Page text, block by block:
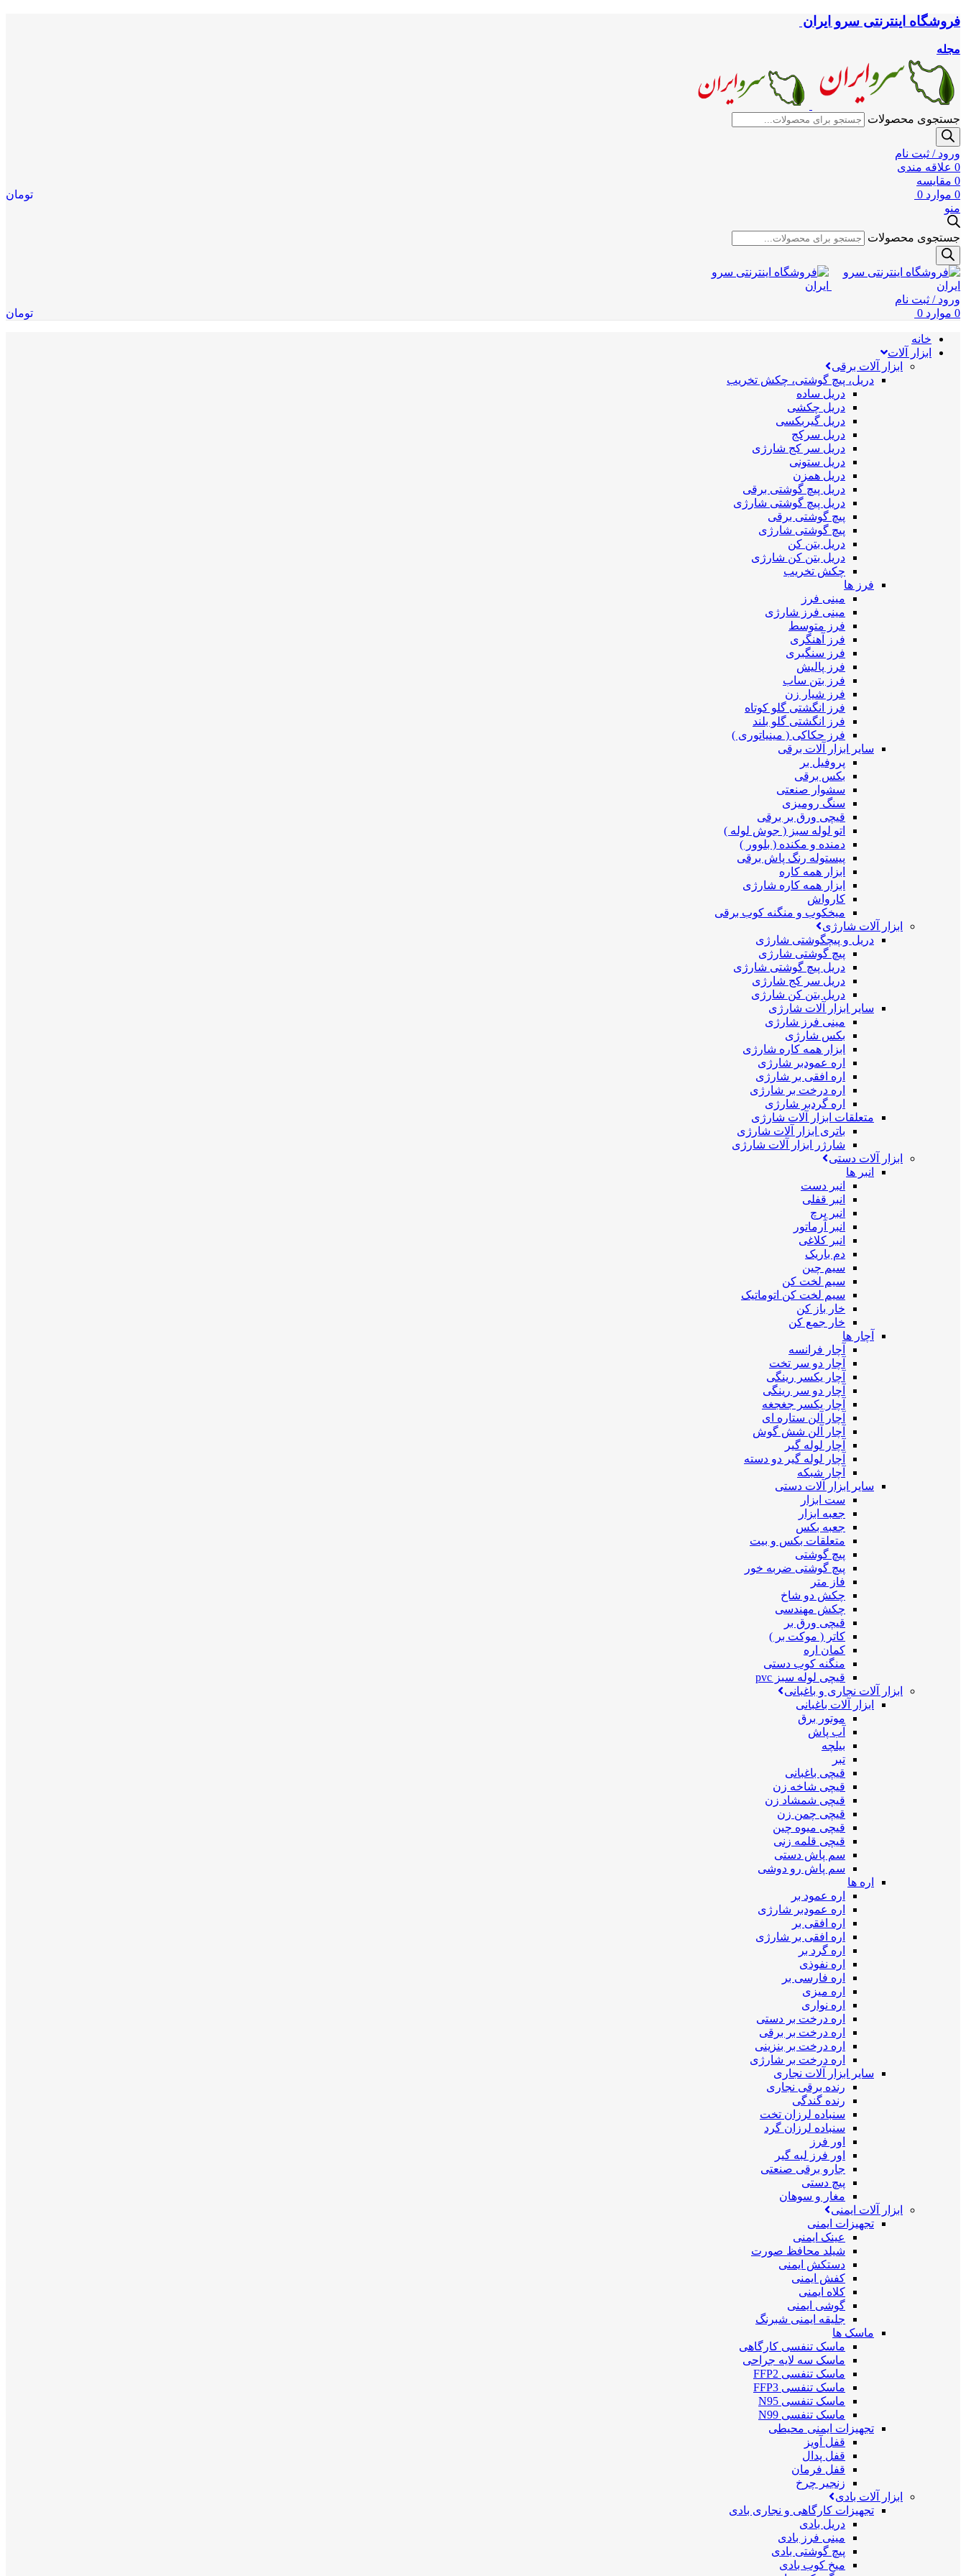
فروشگاه اینترنتی سرو ایران
مجله
جستجوی محصولات
ورود / ثبت نام
0 علاقه مندی
0 مقایسه
0 موارد 0
تومان
منو
جستجوی محصولات
ورود / ثبت نام
0 موارد 0 تومان
خانه
ابزار آلات
ابزار آلات برقی
دریل، پیچ گوشتی، چکش تخریب
دریل ساده
دریل چکشی
دریل گیربکسی
دریل سرکج
دریل سر کج شارژی
دریل ستونی
دریل همزن
دریل پیچ گوشتی برقی
دریل پیچ گوشتی شارژی
پیچ گوشتی برقی
پیچ گوشتی شارژی
دریل بتن کن
دریل بتن کن شارژی
چکش تخریب
فرز ها
مینی فرز
مینی فرز شارژی
فرز متوسط
فرز آهنگری
فرز سنگبری
فرز پالیش
فرز بتن ساب
فرز شیار زن
فرز انگشتی گلو کوتاه
فرز انگشتی گلو بلند
فرز حکاکی ( مینیاتوری )
سایر ابزار آلات برقی
پروفیل بر
بکس برقی
سشوار صنعتی
سنگ رومیزی
قیچی ورق بر برقی
اتو لوله سبز ( جوش لوله )
دمنده و مکنده ( بلوور )
پیستوله رنگ پاش برقی
ابزار همه کاره
ابزار همه کاره شارژی
کارواش
میخکوب و منگنه کوب برقی
ابزار آلات شارژی
دریل و پیچگوشتی شارژی
پیچ گوشتی شارژی
دریل پیچ گوشتی شارژی
دریل سر کج شارژی
دریل بتن کن شارژی
سایر ابزار آلات شارژی
مینی فرز شارژی
بکس شارژی
ابزار همه کاره شارژی
اره عمودبر شارژی
اره افقی بر شارژی
اره درخت بر شارژی
اره گردبر شارژی
متعلقات ابزار آلات شارژی
باتری ابزار آلات شارژی
شارژر ابزار آلات شارژی
ابزار آلات دستی
انبر ها
انبر دست
انبر قفلی
انبر پرچ
انبر آرماتور
انبر کلاغی
دم باریک
سیم چین
سیم لخت کن
سیم لخت کن اتوماتیک
خار باز کن
خار جمع کن
آچار ها
آچار فرانسه
آچار دو سر تخت
آچار یکسر رینگی
آچار دو سر رینگی
آچار یکسر جغجغه
آچار آلن ستاره ای
آچار آلن شش گوش
آچار لوله گیر
آچار لوله گیر دو دسته
آچار شبکه
سایر ابزار آلات دستی
ست ابزار
جعبه ابزار
جعبه بکس
متعلقات بکس و بیت
پیچ گوشتی
پیچ گوشتی ضربه خور
فاز متر
چکش دو شاخ
چکش مهندسی
قیچی ورق بر
کاتر ( موکت بر )
کمان اره
منگنه کوب دستی
قیچی لوله سبز pvc
ابزار آلات نجاری و باغبانی
ابزار آلات باغبانی
موتور برق
آب پاش
بیلچه
تبر
قیچی باغبانی
قیچی شاخه زن
قیچی شمشاد زن
قیچی چمن زن
قیچی میوه چین
قیچی قلمه زنی
سم پاش دستی
سم پاش رو دوشی
اره ها
اره عمود بر
اره عمودبر شارژی
اره افقی بر
اره افقی بر شارژی
اره گرد بر
اره نفوذی
اره فارسی بر
اره میزی
اره نواری
اره درخت بر دستی
اره درخت بر برقی
اره درخت بر بنزینی
اره درخت بر شارژی
سایر ابزار آلات نجاری
رنده برقی نجاری
رنده گندگی
سنباده لرزان تخت
سنباده لرزان گرد
اور فرز
اور فرز لبه گیر
جارو برقی صنعتی
پیچ دستی
مغار و سوهان
ابزار آلات ایمنی
تجهیزات ایمنی
عینک ایمنی
شیلد محافظ صورت
دستکش ایمنی
کفش ایمنی
کلاه ایمنی
گوشی ایمنی
جلیقه ایمنی شبرنگ
ماسک ها
ماسک تنفسی کارگاهی
ماسک سه لایه جراحی
ماسک تنفسی FFP2
ماسک تنفسی FFP3
ماسک تنفسی N95
ماسک تنفسی N99
تجهیزات ایمنی محیطی
قفل آویز
قفل پدال
قفل فرمان
زنجیر چرخ
ابزار آلات بادی
تجهیزات کارگاهی و نجاری بادی
دریل بادی
مینی فرز بادی
پیچ گوشتی بادی
میخ کوب بادی